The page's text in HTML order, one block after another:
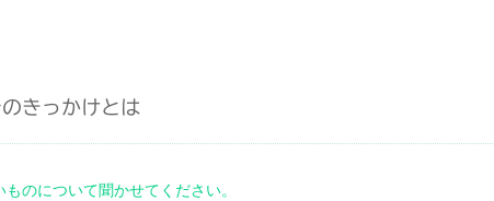
きっかけとは
のについて聞かせてください。